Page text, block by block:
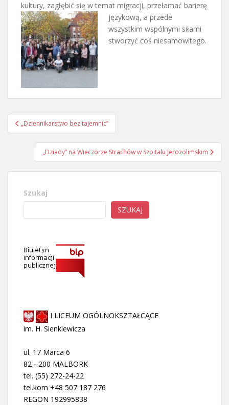
kultury, zagłębić się w temat migracji, przełamać barierę
językową, a przede
wszystkim wspólnymi siłami
stworzyć coś niesamowitego.
Nawigacja
wpisu
„Dziennikarstwo bez tajemnic”
„Dziady” na Wieczorze Strachów w Szpitalu Jerozolimskim
Szukaj
SZUKAJ
I LICEUM OGÓLNOKSZTAŁCĄCE
im. H. Sienkiewicza
ul. 17 Marca 6
82 - 200 MALBORK
tel. (55) 272-24-22
tel.kom +48 507 187 276
REGON 192995838